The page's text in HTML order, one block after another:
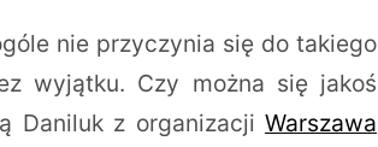
nie przyczynia się do takiego
wyjątku. Czy można się jakoś
Daniluk z organizacji Warszawa